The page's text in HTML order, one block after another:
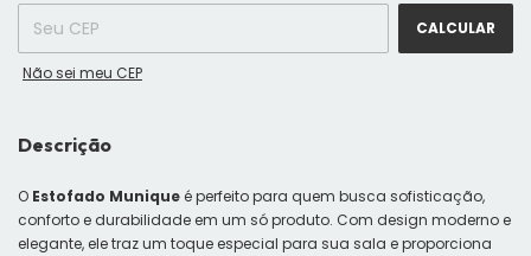
CALCULAR
Não sei meu CEP
Descrição
O Estofado Munique é perfeito para quem busca sofisticação,
conforto e durabilidade em um só produto. Com design moderno e
elegante, ele traz um toque especial para sua sala e proporciona